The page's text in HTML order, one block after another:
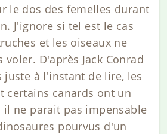
le dos des femelles durant
J'ignore si tel est le cas
et les oiseaux ne
voler. D'après Jack Conrad
juste à l'instant de lire, les
certains canards ont un
il ne parait pas impensable
pourvus d'un